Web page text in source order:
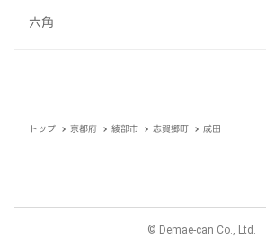
六角
トップ 京都府 綾部市 志賀郷町 成田
© Demae-can Co., Ltd.